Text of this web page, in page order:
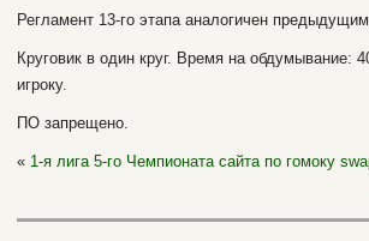
Регламент 13-го этапа аналогичен
Круговик в один круг. Время на обдумывание:
игроку.
ПО запрещено.
« 1-я лига 5-го Чемпионата сайта по гомоку